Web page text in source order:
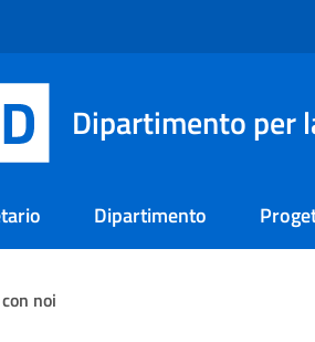
Dipartimento per
Dipartimento
noi